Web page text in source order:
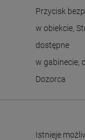
Przycisk
w obiekcie,
dostępne
w gabinecie,
Dozorca
Istnieje